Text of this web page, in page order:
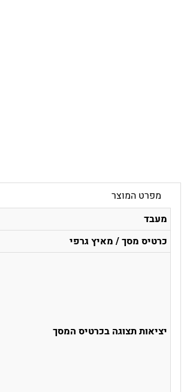
מפרט המוצר
מעבד
כרטיס מסך / מאיץ גרפי
יציאות תצוגה בכרטיס המסך